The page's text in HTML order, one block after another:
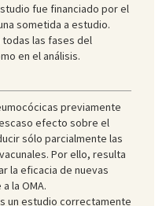
fue financiado por el
sometida a estudio.
las fases del
en el análisis.
previamente
efecto sobre el
sólo parcialmente las
Por ello, resulta
la eficacia de nuevas
la OMA.
un estudio correctamente